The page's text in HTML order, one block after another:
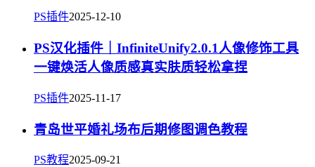
PS插件2025-12-10
PS汉化插件｜InfiniteUnify2.0.1人像修饰工具
一键焕活人像质感真实肤质轻松拿捏
PS插件2025-11-17
青岛世平婚礼场布后期修图调色教程
PS教程2025-09-21